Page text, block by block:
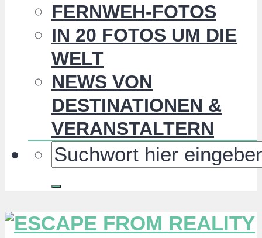
FERNWEH-FOTOS
IN 20 FOTOS UM DIE
WELT
NEWS VON
DESTINATIONEN &
VERANSTALTERN